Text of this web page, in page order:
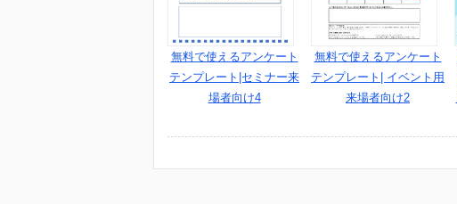
無料で使えるアンケート
テンプレート|セミナー来
場者向け4
無料で使えるアンケート
テンプレート| イベント用
来場者向け2